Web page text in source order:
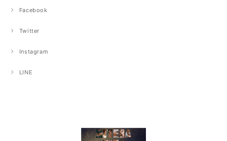
Facebook
Twitter
Instagram
LINE